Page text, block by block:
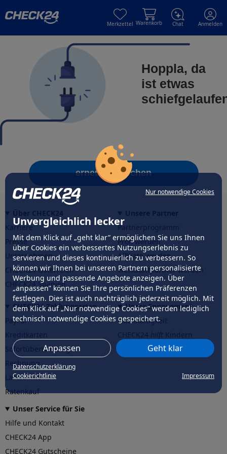
Nur notwendige Cookies
Unvergleichlich lecker
Mit dem Klick auf „geht klar” ermöglichen Sie uns Ihnen
über Cookies ein verbessertes Nutzungserlebnis zu
servieren und dieses kontinuierlich zu verbessern. So
können wir Ihnen bei unseren Partnern personalisierte
Werbung und passende Angebote anzeigen. Über
„anpassen” können Sie Ihre persönlichen Präferenzen
festlegen. Dies ist auch nachträglich jederzeit möglich. Mit
dem Klick auf „Nur notwendige Cookies” werden lediglich
technisch notwendige Cookies gespeichert.
Anpassen Geht klar
Datenschutzerklärung
Cookierichtlinie
Impressum
Merkzettel Warenkorb Chat Anmelden
Hoppla, da
ist etwas
erneut versuchen
Karriere
Presse
Unternehmen
CHECK24 Österreich
CHECK24 Spanien
Partnerprogramm
Profi werden
Affiliate werden
Werkstattpartner werden
CHECK24 Zahlungsarten
PayPal
Sofortüberweisung
Rechnung
Lastschrift
Ratenkauf
Unser Engagement
Nachhaltigkeit
CHECK24hilftder Natur
Unser Service für Sie
Hilfe und Kontakt
CHECK24 App
CHECK24 Gutscheine